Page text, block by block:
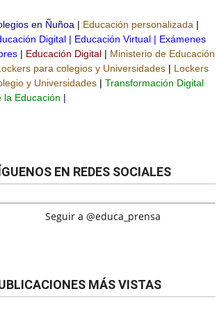
en Ñuñoa | Educación personalizada |
Digital | Educación Virtual | Exámenes
| Educación Digital | Ministerio de Educación
para colegios y Universidades | Lockers
y Universidades | Transformación Digital
la Educación |
EN REDES SOCIALES
Seguir a @educa_prensa
MÁS VISTAS